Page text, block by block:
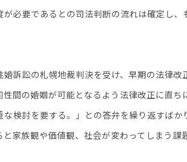
必要であるとの司法判断の流れは確定し
訴訟の札幌地裁判決を受け、早期の法律
間の婚姻が可能となるよう法律改正に直ち
検討を要する。」との答弁を繰り返すば
家族観や価値観、社会が変わってしまう